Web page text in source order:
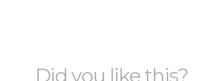
Did you like this?